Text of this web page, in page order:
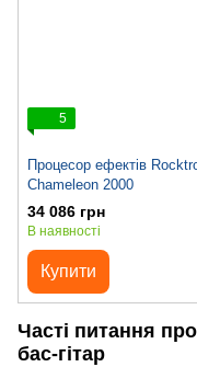
5
Процесор ефектів
Chameleon 2000
34 086 грн
В наявності
Купити
Часті питання
бас-гітар